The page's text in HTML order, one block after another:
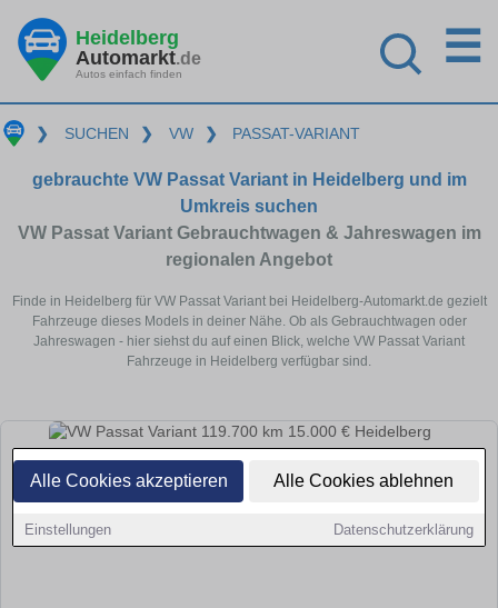
Alle Cookies akzeptieren Alle Cookies ablehnen
Einstellungen Datenschutzerklärung
Heidelberg
Automarkt.de
Autos einfach finden
☰
❯ SUCHEN ❯ VW ❯ PASSAT-VARIANT
gebrauchte VW Passat Variant in Heidelberg und im
Umkreis suchen
VW Passat Variant Gebrauchtwagen & Jahreswagen im
regionalen Angebot
Finde in Heidelberg für VW Passat Variant bei Heidelberg-Automarkt.de gezielt
Fahrzeuge dieses Models in deiner Nähe. Ob als Gebrauchtwagen oder
Jahreswagen - hier siehst du auf einen Blick, welche VW Passat Variant
Fahrzeuge in Heidelberg verfügbar sind.